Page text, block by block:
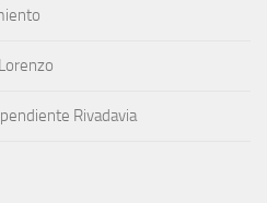
Rivadavia